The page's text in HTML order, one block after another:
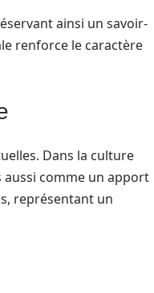
ainsi un savoir-
renforce le caractère
Dans la culture
comme un apport
représentant un